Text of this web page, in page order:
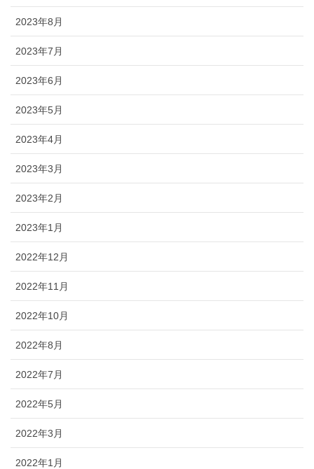
2023年8月
2023年7月
2023年6月
2023年5月
2023年4月
2023年3月
2023年2月
2023年1月
2022年12月
2022年11月
2022年10月
2022年8月
2022年7月
2022年5月
2022年3月
2022年1月